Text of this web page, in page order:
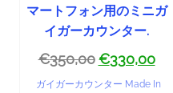
マートフォン用のミニガ
イガーカウンター.
€350,00 €330,00
ガイガーカウンター Made In